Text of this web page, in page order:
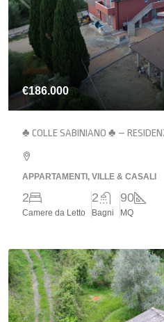
€186.000
♣ COLLE SABINIANO ♣ –
APPARTAMENTI, VILLE & CASALI
2
Camere da Letto
2
Bagni
90
MQ